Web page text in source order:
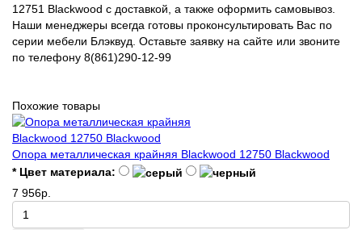
12751 Blackwood с доставкой, а также оформить самовывоз.
Наши менеджеры всегда готовы проконсультировать Вас по
серии мебели Блэквуд. Оставьте заявку на сайте или звоните
по телефону 8(861)290-12-99
Похожие товары
Опора металлическая крайняя Blackwood 12750 Blackwood
* Цвет материала:
7 956р.